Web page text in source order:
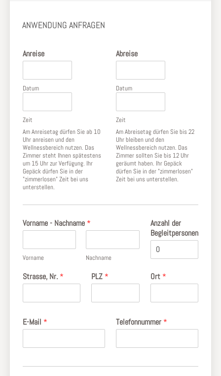
in
in
opens
window
ANWENDUNG ANFRAGEN
Anreise
Datum
Zeit
Am Anreisetag dürfen Sie ab 10
Uhr anreisen und den
Wellnessbereich nutzen. Das
Zimmer steht Ihnen spätestens
um 15 Uhr zur Verfügung. Ihr
Gepäck dürfen Sie in der
"zimmerlosen" Zeit bei uns
unterstellen.
Abreise
Datum
Zeit
Am Abreisetag dürfen Sie bis 22
Uhr bleiben und den
Wellnessbereich nutzen. Das
Zimmer sollten Sie bis 12 Uhr
geräumt haben. Ihr Gepäck
dürfen Sie in der "zimmerlosen"
Zeit bei uns unterstellen.
Vorname - Nachname *
Vorname Nachname
Anzahl der
Begleitpersonen
Strasse, Nr. * PLZ * Ort *
E-Mail * Telefonnummer *